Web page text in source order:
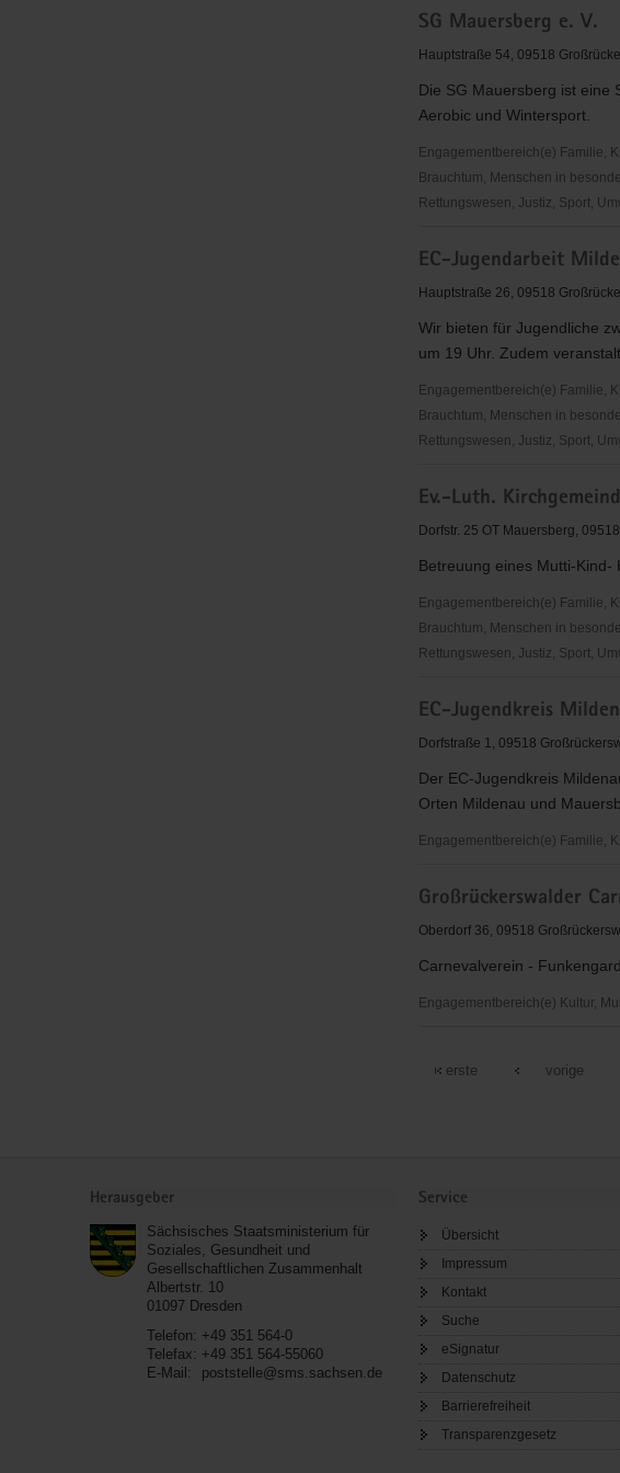
Mauersberg
e.V.
SG Mauersberg e. V.
Hauptstraße 54, 09518
Die SG Mauersberg ist eine
Aerobic und Wintersport.
Engagementbereich(e) Familie,
Brauchtum, Menschen in
Rettungswesen, Justiz, Sport,
Mauersberg
e.
EC-Jugendarbeit
Hauptstraße 26, 09518
Wir bieten für Jugendliche
um 19 Uhr. Zudem
Engagementbereich(e) Familie,
Brauchtum, Menschen in
Rettungswesen, Justiz, Sport,
Jugendarbeit
Mildenau
Mauersberg
Ev.-Luth.
Dorfstr. 25 OT Mauersberg,
Betreuung eines Mutti-Kind-
Engagementbereich(e) Familie,
Brauchtum, Menschen in
Rettungswesen, Justiz, Sport,
Luth.
Kirchgemeinde
EC-Jugendkreis
Dorfstraße 1, 09518
Der EC-Jugendkreis
Orten Mildenau und
Engagementbereich(e) Familie,
Jugendkreis
Mildenau/Mauersberg
Großrückerswalder
Oberdorf 36, 09518
Carnevalverein -
Engagementbereich(e) Kultur,
Carneval
erste vorige
Herausgeber
Sächsisches Staatsministerium für
Soziales, Gesundheit und
Gesellschaftlichen Zusammenhalt
Albertstr. 10
01097 Dresden
Telefon: +49 351 564-0
Telefax: +49 351 564-55060
E-Mail:
poststelle@sms.sachsen.de
Service
Übersicht
Impressum
Kontakt
Suche
eSignatur
Datenschutz
Barrierefreiheit
Transparenzgesetz